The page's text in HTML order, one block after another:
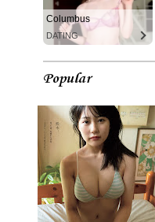
Columbus
DATING
Popular